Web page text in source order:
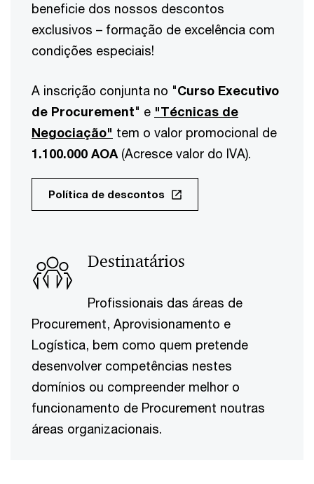
beneficie dos nossos descontos
exclusivos – formação de excelência com
condições especiais!
A inscrição conjunta no "Curso Executivo
de Procurement" e "Técnicas de
Negociação" tem o valor promocional de
1.100.000 AOA (Acresce valor do IVA).
Política de descontos
Destinatários
Profissionais das áreas de
Procurement, Aprovisionamento e
Logística, bem como quem pretende
desenvolver competências nestes
domínios ou compreender melhor o
funcionamento de Procurement noutras
áreas organizacionais.